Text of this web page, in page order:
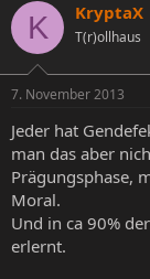
K KryptaX
T(r)ollhaus
7. November 2013
Jeder hat
man das aber
Prägungsphase,
Moral.
Und in ca 90%
erlernt.